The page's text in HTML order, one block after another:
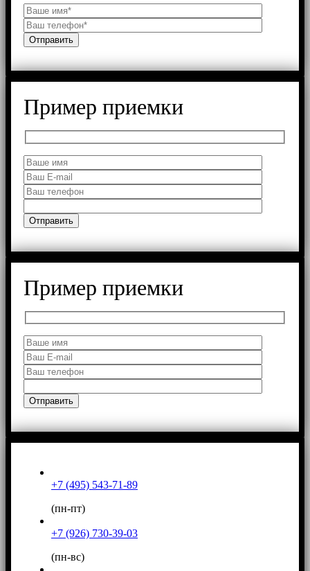
Пример приемки
Пример приемки
+7 (495) 543-71-89
(пн-пт)
+7 (926) 730-39-03
(пн-вс)